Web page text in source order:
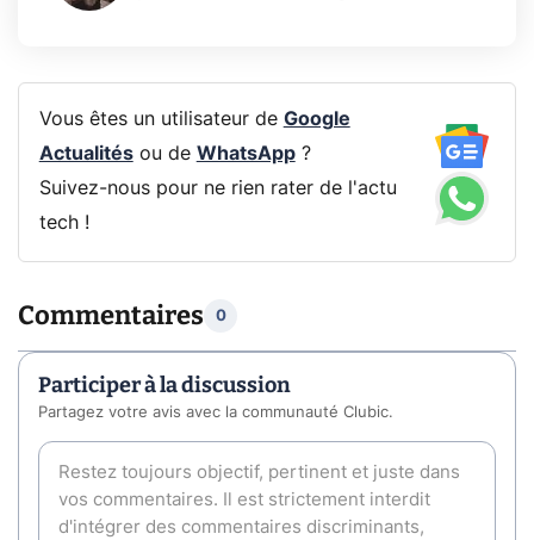
Vous êtes un utilisateur de Google
Actualitésou de WhatsApp?
Suivez-nous pour ne rien rater de l'actu
tech !
Commentaires 0
Participer à la discussion
Partagez votre avis avec la communauté Clubic.